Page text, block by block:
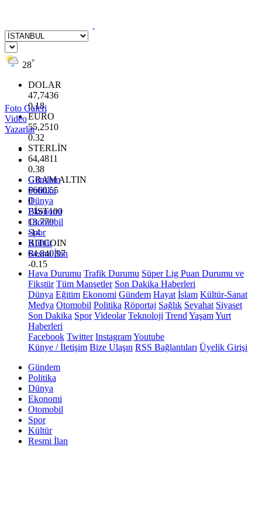
28°
DOLAR
47,7436
0.18
EURO
55,2510
0.32
STERLİN
64,4811
0.38
GRAM ALTIN
6660.55
0
BİST100
13.779
-14
BITCOIN
64.840,97
-0.15
Foto Galeri
Video
Yazarlar
Gündem
Politika
Dünya
Ekonomi
Otomobil
Spor
Kültür
Resmi İlan
Hava Durumu Trafik Durumu Süper Lig Puan Durumu ve
Fikstür Tüm Manşetler Son Dakika Haberleri
Dünya Eğitim Ekonomi Gündem Hayat İslam Kültür-Sanat
Medya Otomobil Politika Röportaj Sağlık Seyahat Siyaset
Son Dakika Spor Videolar Teknoloji Trend YaşamYurt
Haberleri
Facebook Twitter InstagramYoutube
Künye / İletişim Bize Ulaşın RSS Bağlantıları Üyelik Girişi
Gündem
Politika
Dünya
Ekonomi
Otomobil
Spor
Kültür
Resmi İlan